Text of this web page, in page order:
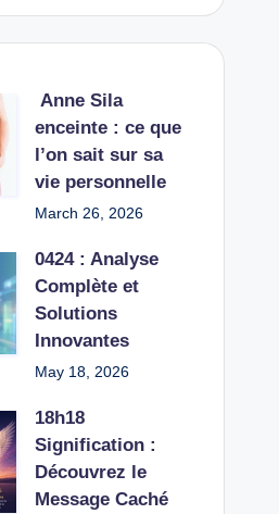
Anne Sila
enceinte : ce que
l’on sait sur sa
vie personnelle
March 26, 2026
0424 : Analyse
Complète et
Solutions
Innovantes
May 18, 2026
18h18
Signification :
Découvrez le
Message Caché